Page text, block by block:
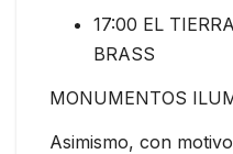
17:00 EL
BRASS
MONUMENTOS
Asimismo, con